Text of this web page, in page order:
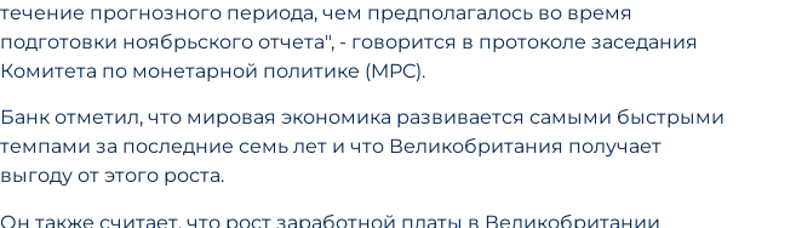
течение прогнозного периода, чем предполагалось во время
подготовки ноябрьского отчета", - говорится в протоколе заседания
Комитета по монетарной политике (MPC).
Банк отметил, что мировая экономика развивается самыми быстрыми
темпами за последние семь лет и что Великобритания получает
выгоду от этого роста.
Он также считает, что рост заработной платы в Великобритании